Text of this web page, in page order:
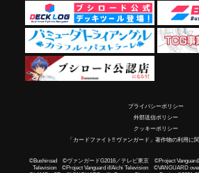
プライバシーポリシー
外部送信ポリシー
クッキーポリシー
「カードファイト!! ヴァンガード」著作物の利用に
©Bushiroad ©ヴァンガードG2016／テレビ東京 ©Project
Television ©Project Vanguard if/Aichi Television ©VANGUARD